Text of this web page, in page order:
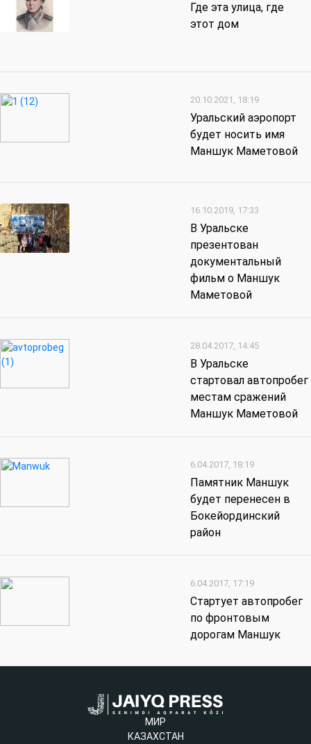
Где эта улица, где
этот дом
20.10.2021, 18:19
Уральский аэропорт
будет носить имя
Маншук Маметовой
16.10.2019, 17:33
В Уральске
презентован
документальный
фильм о Маншук
Маметовой
28.04.2017, 14:45
В Уральске
стартовал автопробег
местам сражений
Маншук Маметовой
6.04.2017, 18:19
Памятник Маншук
будет перенесен в
Бокейординский
район
6.04.2017, 17:19
Стартует автопробег
по фронтовым
дорогам Маншук
МИР
КАЗАХСТАН